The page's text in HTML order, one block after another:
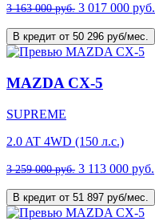
3 163 000 руб. 3 017 000 руб.
В кредит от 50 296 руб/мес.
MAZDA CX-5
SUPREME
2.0 AT 4WD (150 л.с.)
3 259 000 руб. 3 113 000 руб.
В кредит от 51 897 руб/мес.